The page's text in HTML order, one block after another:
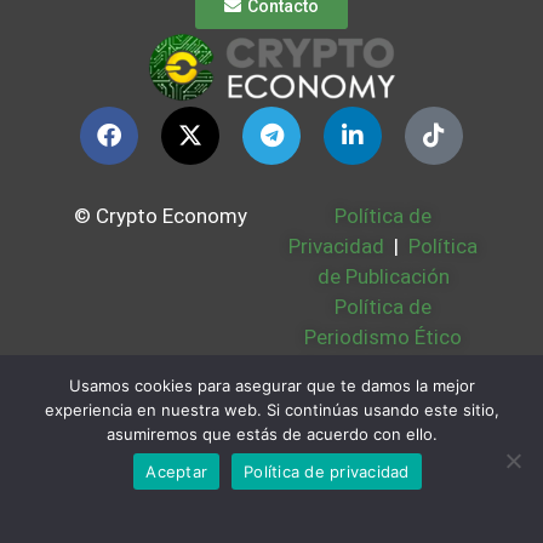
Contacto
© Crypto Economy
Política de
Privacidad | Política
de Publicación
Política de
Periodismo Ético
Bases Legales |
Partners | Sobre
Nosotros
Usamos cookies para asegurar que te damos la mejor
experiencia en nuestra web. Si continúas usando este sitio,
asumiremos que estás de acuerdo con ello.
Aceptar
Política de privacidad